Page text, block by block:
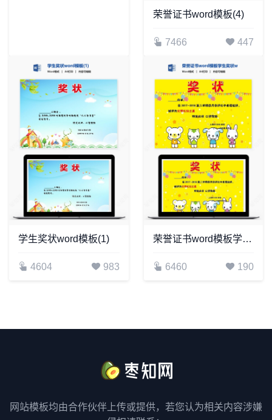
荣誉证书word模板(4)
7466 447
学生奖状word模板(1)
4604 983
荣誉证书word模板学生奖状word模板(2)
6460 190
网站模板均由合作伙伴上传或提供，若您认为相关内容涉嫌